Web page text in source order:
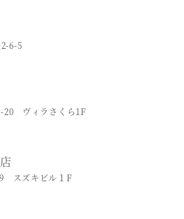
6-5
20 ヴィラさくら1F
スズキビル１F